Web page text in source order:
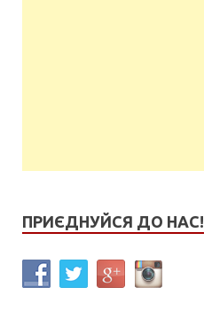
ПРИЄДНУЙСЯ ДО НАС!